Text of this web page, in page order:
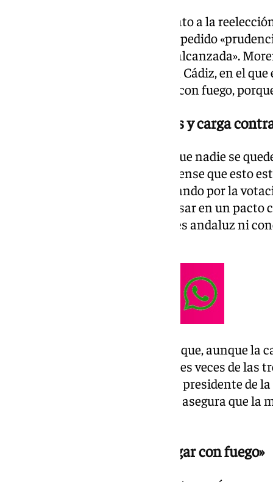
El presidente del PP-A y candidato a la
Andalucía, Juanma Moreno, ha pedido
mayoría absoluta que «no está alcanzada».
durante un acto de campaña en Cádiz, en el
llenar las urnas: «No juguemos con fuego,
Moreno pide llenar las urnas y carga
«Llenemos las urnas de votos, que nadie se
en una sobremesa, que nadie piense que esto
ganado», asegura Moreno clamando por la
mantiene en su línea de no pensar en un pacto
un despacho de Madrid que no es andaluz ni
Moreno también ha remarcado que, aunque la
Jesús Montero, «se equivoque tres veces de las
subestimar a los adversarios. El presidente de
confianza» entre sus votantes y asegura que la
Advierte que no hay que «jugar con fuego»